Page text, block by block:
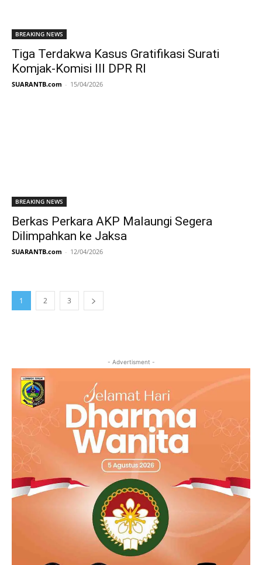
BREAKING NEWS
Tiga Terdakwa Kasus Gratifikasi Surati
Komjak-Komisi III DPR RI
SUARANTB.com - 15/04/2026
BREAKING NEWS
Berkas Perkara AKP Malaungi Segera
Dilimpahkan ke Jaksa
SUARANTB.com - 12/04/2026
1 2 3
- Advertisment -